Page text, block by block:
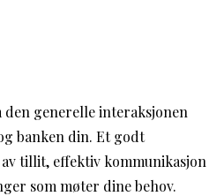
den generelle interaksjonen
banken din. Et godt
tillit, effektiv kommunikasjon
som møter dine behov.